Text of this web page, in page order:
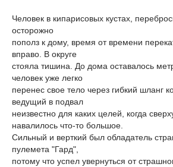
Человек в кипарисовых кустах,
осторожно
пополз к дому, время от времени
вправо. В округе
стояла тишина. До дома оставалось
человек уже легко
перенес свое тело через гибкий шланг
ведущий в подвал
неизвестно для каких целей, когда
навалилось что-то большое.
Сильный и верткий был обладатель
пулемета "Гард",
потому что успел увернуться от